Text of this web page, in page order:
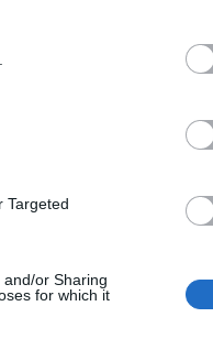
Targeted
or Sharing
for which it